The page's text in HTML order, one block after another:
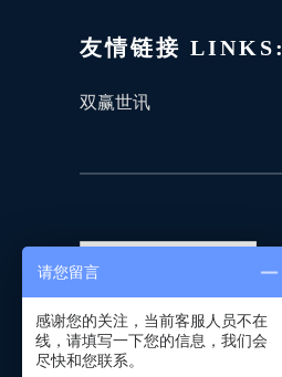
友情链接 LINKS:
双赢世讯
请您留言
感谢您的关注，当前客服人员不在
线，请填写一下您的信息，我们会
尽快和您联系。